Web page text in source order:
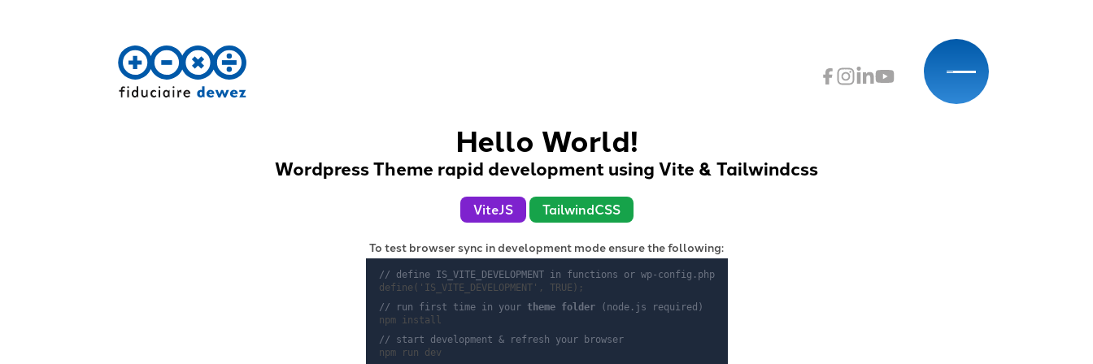
Lien vers Facebook
Lien vers Instagram
Lien vers Linkedin
Lien vers Youtube
Home
Hello World!
Wordpress Theme rapid development using Vite & Tailwindcss
ViteJS TailwindCSS
To test browser sync in development mode ensure the following:
// define IS_VITE_DEVELOPMENT in functions or wp-config.php
define('IS_VITE_DEVELOPMENT', TRUE);
// run first time in your theme folder(node.js required)
npm install
// start development & refresh your browser
npm run dev